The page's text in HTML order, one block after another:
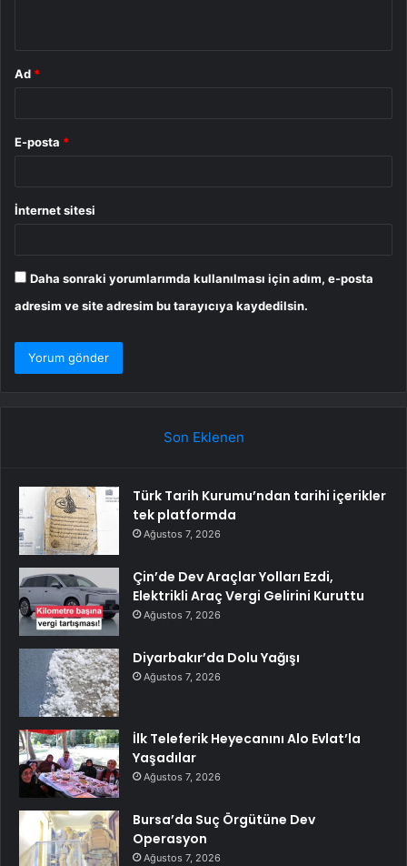
Ad *
E-posta *
İnternet sitesi
Daha sonraki yorumlarımda kullanılması için adım, e-posta
adresim ve site adresim bu tarayıcıya kaydedilsin.
Son Eklenen
Türk Tarih Kurumu’ndan tarihi içerikler
tek platformda
Ağustos 7, 2026
Çin’de Dev Araçlar Yolları Ezdi,
Elektrikli Araç Vergi Gelirini Kuruttu
Ağustos 7, 2026
Diyarbakır’da Dolu Yağışı
Ağustos 7, 2026
İlk Teleferik Heyecanını Alo Evlat’la
Yaşadılar
Ağustos 7, 2026
Bursa’da Suç Örgütüne Dev
Operasyon
Ağustos 7, 2026